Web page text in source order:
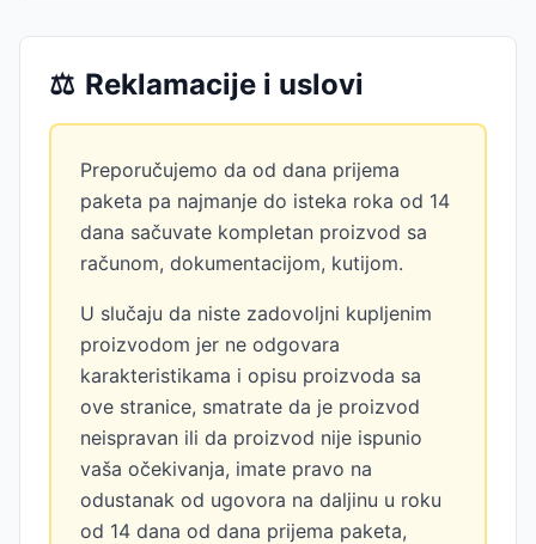
⚖️ Reklamacije i uslovi
Preporučujemo da od dana prijema
paketa pa najmanje do isteka roka od 14
dana sačuvate kompletan proizvod sa
računom, dokumentacijom, kutijom.
U slučaju da niste zadovoljni kupljenim
proizvodom jer ne odgovara
karakteristikama i opisu proizvoda sa
ove stranice, smatrate da je proizvod
neispravan ili da proizvod nije ispunio
vaša očekivanja, imate pravo na
odustanak od ugovora na daljinu u roku
od 14 dana od dana prijema paketa,